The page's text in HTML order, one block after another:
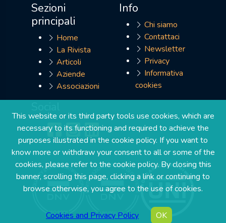
Sezioni
principali
Home
La Rivista
Articoli
Aziende
Associazioni
Info
Chi siamo
Contattaci
Newsletter
Privacy
Informativa
cookies
This website or its third party tools use cookies, which are
necessary to its functioning and required to achieve the
purposes illustrated in the cookie policy. If you want to
know more or withdraw your consent to all or some of the
cookies, please refer to the cookie policy. By closing this
banner, scrolling this page, clicking a link or continuing to
browse otherwise, you agree to the use of cookies.
Cookies and Privacy Policy OK